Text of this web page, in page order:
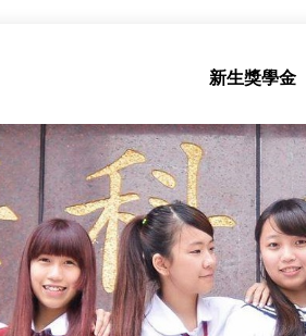
新生獎學金